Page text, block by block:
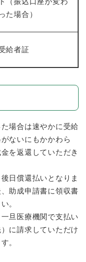
った場合）
給者証
場合は速やかに受給
ないにもかかわら
を返還していただき
日償還払いとなりま
助成申請書に領収書
。
旦医療機関で支払い
に請求していただけ
。